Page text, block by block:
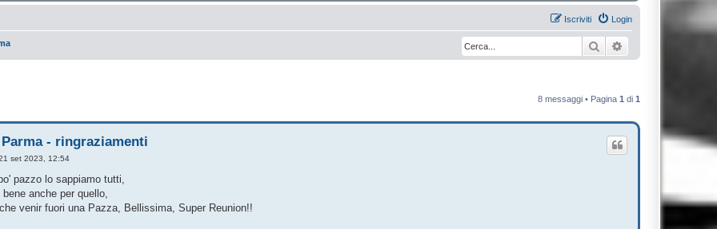
Login
Iscriviti
Cerca
8 messaggi • Pagina 1 di 1
- ringraziamenti
set 2023, 12:54
pazzo lo sappiamo tutti,
anche per quello,
venir fuori una Pazza, Bellissima, Super Reunion!!